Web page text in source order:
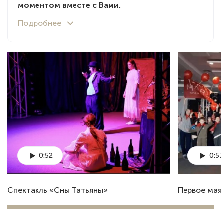
моментом вместе с Вами.
0:52
Спектакль «Сны Татьяны» Первое мая